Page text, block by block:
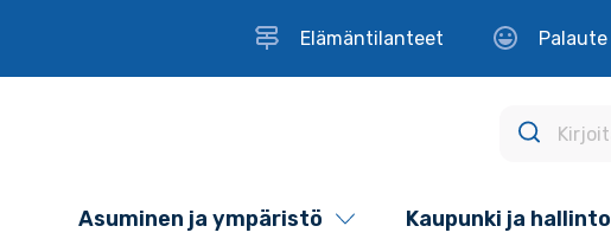
Elämäntilanteet Palaute
Asuminen ja ympäristö Kaupunki ja hallinto